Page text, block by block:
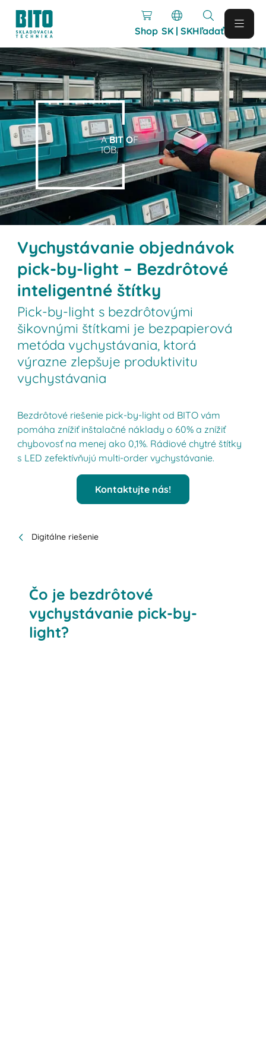
Shop SK | SKHľadať
ABIT OF
IOB.
Vychystávanie objednávok
pick-by-light – Bezdrôtové
inteligentné štítky
Pick-by-light s bezdrôtovými
šikovnými štítkami je bezpapierová
metóda vychystávania, ktorá
výrazne zlepšuje produktivitu
vychystávania
Bezdrôtové riešenie pick-by-light od BITO vám
pomáha znížiť inštalačné náklady o 60% a znížiť
chybovosť na menej ako 0,1%. Rádiové chytré štítky
s LED zefektívňujú multi-order vychystávanie.
Kontaktujte nás!
Digitálne riešenie
Čo je bezdrôtové
vychystávanie pick-by-
light?